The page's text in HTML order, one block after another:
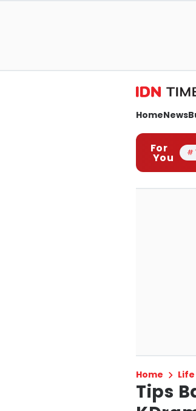
HomeNews
For
You #
Home Life
Tips